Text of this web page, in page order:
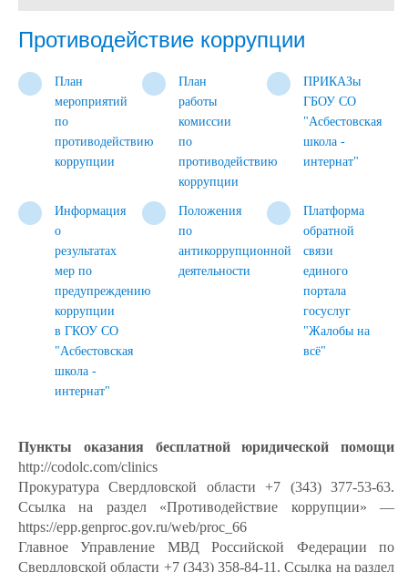
Противодействие коррупции
План
мероприятий
по
противодействию
коррупции
План
работы
комиссии
по
противодействию
коррупции
ПРИКАЗы
ГБОУ СО
"Асбестовская
школа -
интернат"
Информация
о
результатах
мер по
предупреждению
коррупции
в ГКОУ СО
"Асбестовская
школа -
интернат"
Положения
по
антикоррупционной
деятельности
Платформа
обратной
связи
единого
портала
госуслуг
"Жалобы на
всё"
Пункты оказания бесплатной юридической помощи
http://codolc.com/clinics
Прокуратура Свердловской области +7 (343) 377-53-63.
Ссылка на раздел «Противодействие коррупции» —
https://epp.genproc.gov.ru/web/proc_66
Главное Управление МВД Российской Федерации по
Свердловской области +7 (343) 358-84-11. Ссылка на раздел